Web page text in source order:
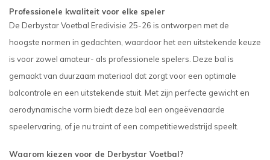
Professionele kwaliteit voor elke speler
De Derbystar Voetbal Eredivisie 25-26 is ontworpen met de
hoogste normen in gedachten, waardoor het een uitstekende keuze
is voor zowel amateur- als professionele spelers. Deze bal is
gemaakt van duurzaam materiaal dat zorgt voor een optimale
balcontrole en een uitstekende stuit. Met zijn perfecte gewicht en
aerodynamische vorm biedt deze bal een ongeëvenaarde
speelervaring, of je nu traint of een competitiewedstrijd speelt.
Waarom kiezen voor de Derbystar Voetbal?